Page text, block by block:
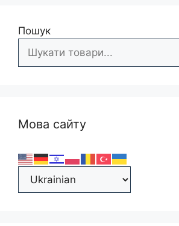
Пошук
Мова сайту